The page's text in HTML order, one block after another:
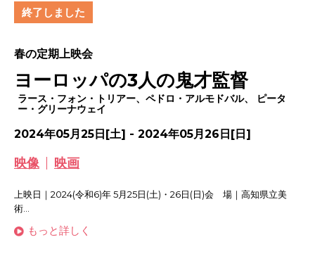
終了しました
春の定期上映会
ヨーロッパの3人の鬼才監督
ラース・フォン・トリアー、ペドロ・アルモドバル、 ピータ
ー・グリーナウェイ
2024年05月25日[土] - 2024年05月26日[日]
映像 映画
上映日｜2024(令和6)年 5月25日(土)・26日(日)会 場｜高知県立美
術...
もっと詳しく